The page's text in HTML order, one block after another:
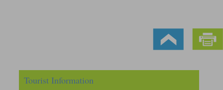
Tourist Information